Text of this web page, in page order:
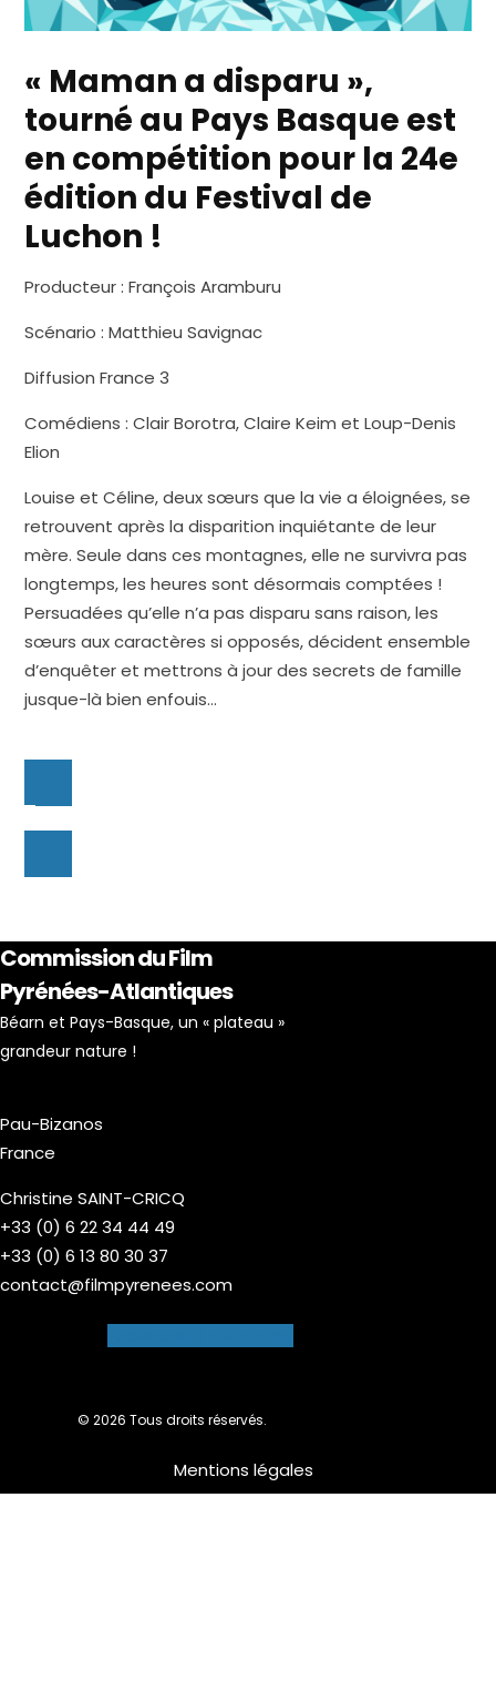
« Maman a disparu »,
tourné au Pays Basque est
en compétition pour la 24e
édition du Festival de
Luchon !
Producteur : François Aramburu
Scénario : Matthieu Savignac
Diffusion France 3
Comédiens : Clair Borotra, Claire Keim et Loup-Denis
Elion
Louise et Céline, deux sœurs que la vie a éloignées, se
retrouvent après la disparition inquiétante de leur
mère. Seule dans ces montagnes, elle ne survivra pas
longtemps, les heures sont désormais comptées !
Persuadées qu’elle n’a pas disparu sans raison, les
sœurs aux caractères si opposés, décident ensemble
d’enquêter et mettrons à jour des secrets de famille
jusque-là bien enfouis…
Commission du Film
Pyrénées-Atlantiques
Béarn et Pays-Basque, un « plateau »
grandeur nature !
Pau-Bizanos
France
Christine SAINT-CRICQ
+33 (0) 6 22 34 44 49
+33 (0) 6 13 80 30 37
contact@filmpyrenees.com
© 2026 Tous droits réservés.
Mentions légales